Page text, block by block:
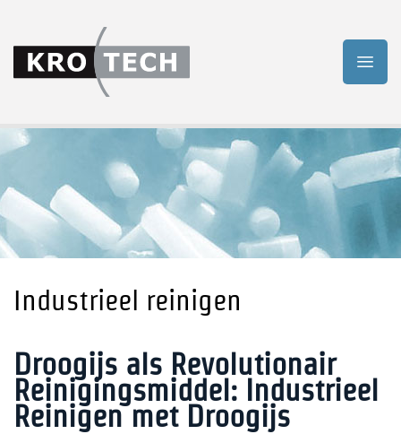
Industrieel reinigen
Droogijs als Revolutionair
Reinigingsmiddel: Industrieel
Reinigen met Droogijs